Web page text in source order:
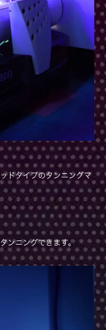
ドタイプのタンニングマ
ンニングできます。